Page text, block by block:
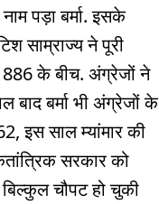
पड़ा बर्मा. इसके
साम्राज्य ने पूरी
के बीच. अंग्रेजों ने
बर्मा भी अंग्रेजों के
इस साल म्यांमार की
सरकार को
चौपट हो चुकी